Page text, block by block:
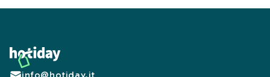
Footer